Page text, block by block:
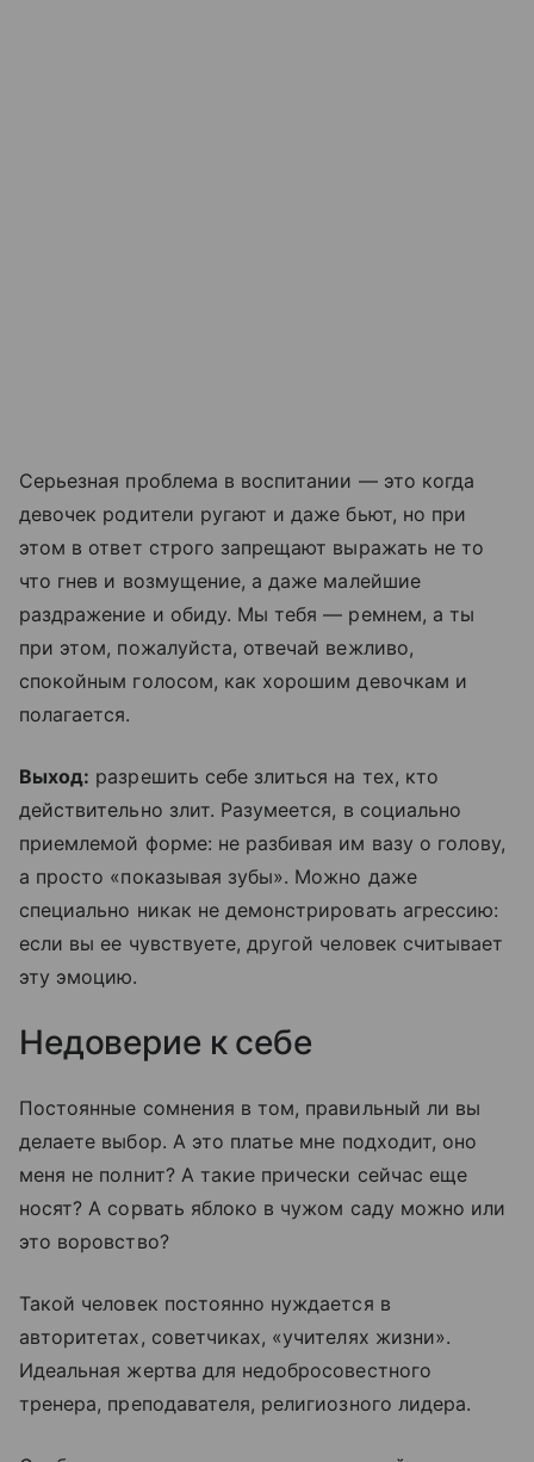
Серьезная проблема в воспитании — это когда
девочек родители ругают и даже бьют, но при
этом в ответ строго запрещают выражать не то
что гнев и возмущение, а даже малейшие
раздражение и обиду. Мы тебя — ремнем, а ты
при этом, пожалуйста, отвечай вежливо,
спокойным голосом, как хорошим девочкам и
полагается.
Выход: разрешить себе злиться на тех, кто
действительно злит. Разумеется, в социально
приемлемой форме: не разбивая им вазу о голову,
а просто «показывая зубы». Можно даже
специально никак не демонстрировать агрессию:
если вы ее чувствуете, другой человек считывает
эту эмоцию.
Недоверие к себе
Постоянные сомнения в том, правильный ли вы
делаете выбор. А это платье мне подходит, оно
меня не полнит? А такие прически сейчас еще
носят? А сорвать яблоко в чужом саду можно или
это воровство?
Такой человек постоянно нуждается в
авторитетах, советчиках, «учителях жизни».
Идеальная жертва для недобросовестного
тренера, преподавателя, религиозного лидера.